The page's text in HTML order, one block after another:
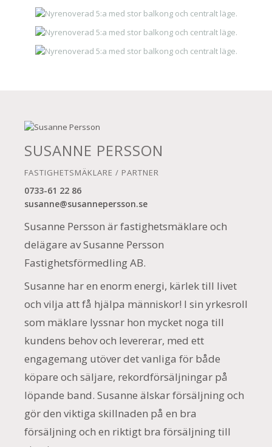
SUSANNE PERSSON
FASTIGHETSMÄKLARE / PARTNER
0733-61 22 86
susanne@susannepersson.se
Susanne Persson är fastighetsmäklare och
delägare av Susanne Persson
Fastighetsförmedling AB.
Susanne har en enorm energi, kärlek till livet
och vilja att få hjälpa människor! I sin yrkesroll
som mäklare lyssnar hon mycket noga till
kundens behov och levererar, med ett
engagemang utöver det vanliga för både
köpare och säljare, rekordförsäljningar på
löpande band. Susanne älskar försäljning och
gör den viktiga skillnaden på en bra
försäljning och en riktigt bra försäljning till